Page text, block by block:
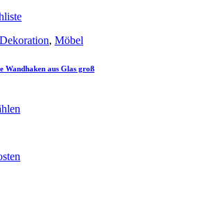
Dekoration, Möbel
Wandhaken aus Glas groß